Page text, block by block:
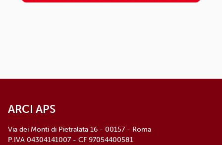
ARCI APS
Via dei Monti di Pietralata 16 - 00157 - Roma
P.IVA 04304141007 - CF 97054400581